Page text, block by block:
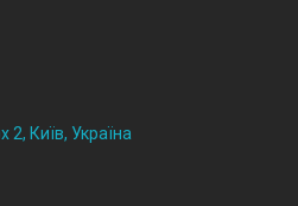
2, Київ, Україна